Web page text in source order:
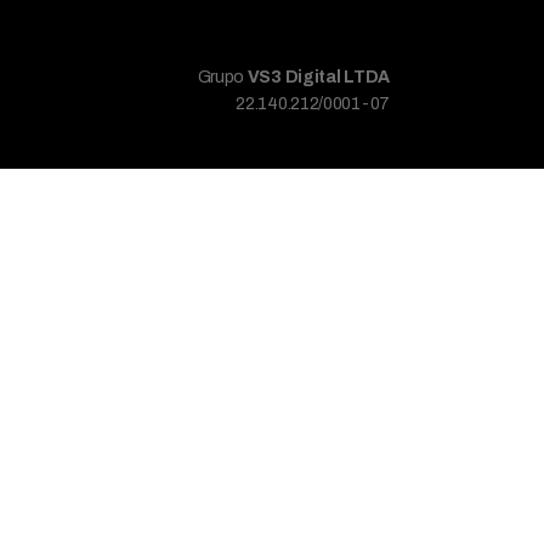
Grupo VS3 Digital LTDA
22.140.212/0001-07